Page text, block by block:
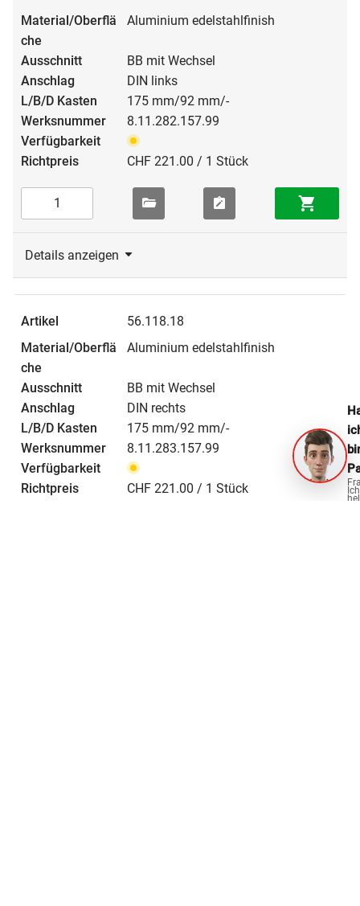
Aluminium edelstahlfinish
BB mit Wechsel
DIN links
175 mm/92 mm/-
8.11.282.157.99
CHF 221.00 / 1 Stück
Details anzeigen
56.118.18
Aluminium edelstahlfinish
BB mit Wechsel
DIN rechts
175 mm/92 mm/-
8.11.283.157.99
CHF 221.00 / 1 Stück Ich